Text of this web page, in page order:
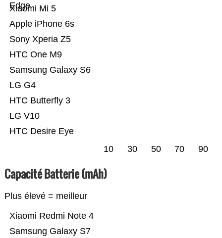
HTC Desire Eye
LG V10
HTC Butterfly 3
LG G4
Samsung Galaxy S6
HTC One M9
Sony Xperia Z5
Apple iPhone 6s
Xiaomi Mi 5
Edge
10 30 50 70 90
Capacité Batterie (mAh)
Plus élevé = meilleur
Samsung Galaxy S7
Xiaomi Redmi Note 4